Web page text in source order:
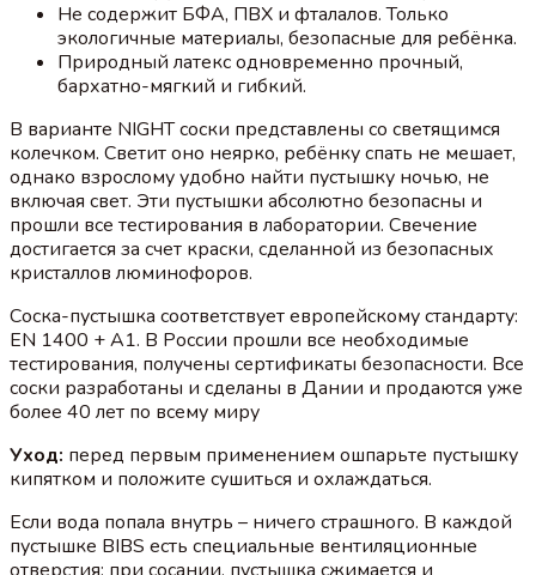
Не содержит БФА, ПВХ и фталалов. Только
экологичные материалы, безопасные для ребёнка.
Природный латекс одновременно прочный,
бархатно-мягкий и гибкий.
В варианте NIGHT соски представлены со светящимся
колечком. Светит оно неярко, ребёнку спать не мешает,
однако взрослому удобно найти пустышку ночью, не
включая свет. Эти пустышки абсолютно безопасны и
прошли все тестирования в лаборатории. Свечение
достигается за счет краски, сделанной из безопасных
кристаллов люминофоров.
Соска-пустышка соответствует европейскому стандарту:
EN 1400 + A1. В России прошли все необходимые
тестирования, получены сертификаты безопасности. Все
соски разработаны и сделаны в Дании и продаются уже
более 40 лет по всему миру
Уход: перед первым применением ошпарьте пустышку
кипятком и положите сушиться и охлаждаться.
Если вода попала внутрь – ничего страшного. В каждой
пустышке BIBS есть специальные вентиляционные